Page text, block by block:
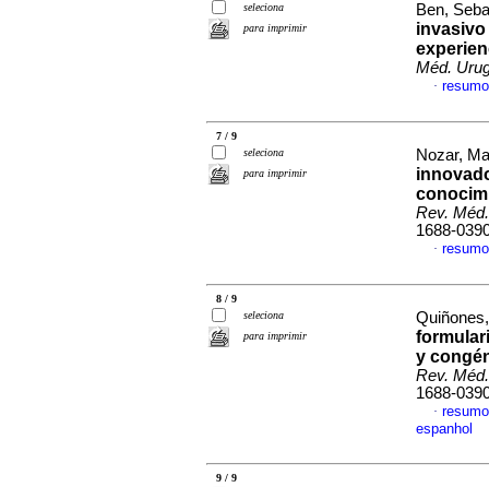
seleciona
para imprimir
Ben,
Méd.
·
7 / 9
seleciona
para imprimir
Nozar,
Rev.
1688-
·
8 / 9
seleciona
para imprimir
y
Rev.
1688-
·
espanhol
9 / 9